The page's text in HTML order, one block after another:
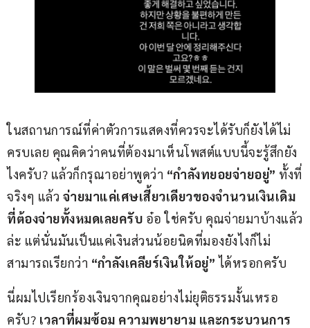
ในสถานการณ์ที่ค่าตัวการแสดงที่ควรจะได้รับก็ยังได้ไม่
ครบเลย คุณคิดว่าคนที่ต้องมาเห็นโพสต์แบบนี้จะรู้สึกยัง
ไงครับ? แล้วก็กรุณาอย่าพูดว่า “กำลังทยอยจ่ายอยู่” ทั้งที่
จริงๆ แล้ว จ่ายมาแค่เศษเสี้ยวเดียวของจำนวนเงินเดิม
ที่ต้องจ่ายทั้งหมดเลยครับ อ๋อ ใช่ครับ คุณจ่ายมาบ้างแล้ว
ล่ะ แต่นั่นมันเป็นแค่เงินส่วนน้อยนิดที่มองยังไงก็ไม่
สามารถเรียกว่า “กำลังเคลียร์เงินให้อยู่” ได้หรอกครับ
นี่ผมไปเรียกร้องเงินจากคุณอย่างไม่ยุติธรรมงั้นเหรอ
ครับ? เวลาที่ผมซ้อม ความพยายาม และกระบวนการ